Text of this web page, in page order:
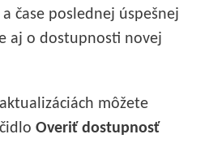
čase poslednej úspešnej
aj o dostupnosti novej
môžete
Overiť dostupnosť